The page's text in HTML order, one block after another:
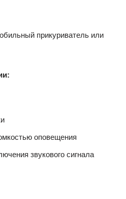
прикуриватель или
оповещения
звукового сигнала